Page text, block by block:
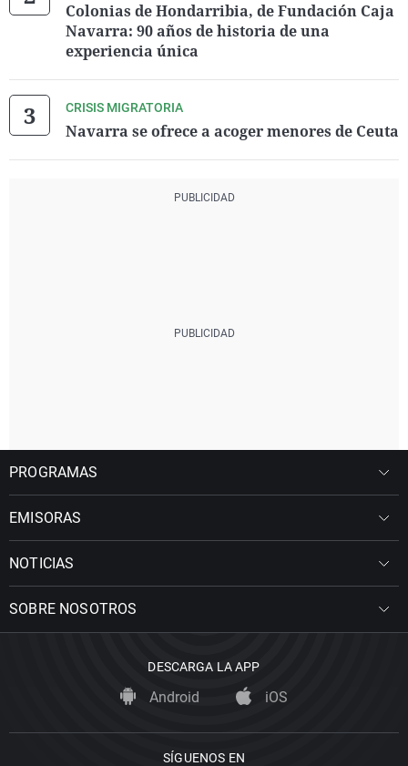
Colonias de Hondarribia, de Fundación Caja
Navarra: 90 años de historia de una
experiencia única
CRISIS MIGRATORIA
Navarra se ofrece a acoger menores de Ceuta
PROGRAMAS
EMISORAS
NOTICIAS
SOBRE NOSOTROS
DESCARGA LA APP
Android iOS
SÍGUENOS EN